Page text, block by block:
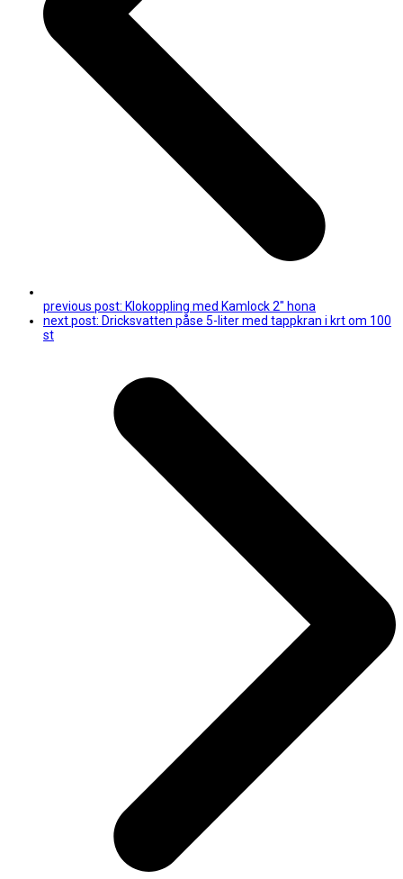
previous post: Klokoppling med Kamlock 2″ hona
next post: Dricksvatten påse 5-liter med tappkran i krt om 100
st